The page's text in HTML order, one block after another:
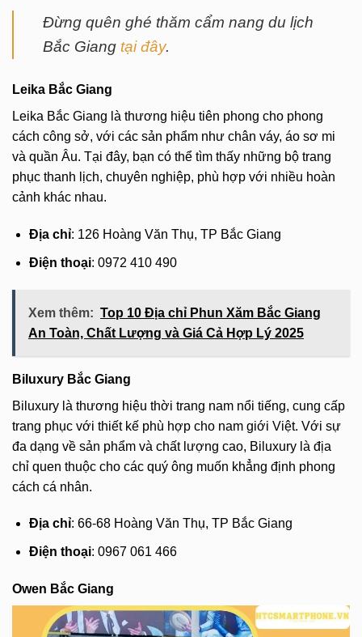
Đừng quên ghé thăm cẩm nang du lịch
Bắc Giang tại đây.
Leika Bắc Giang
Leika Bắc Giang là thương hiệu tiên phong cho phong
cách công sở, với các sản phẩm như chân váy, áo sơ mi
và quần Âu. Tại đây, bạn có thể tìm thấy những bộ trang
phục thanh lịch, chuyên nghiệp, phù hợp với nhiều hoàn
cảnh khác nhau.
Địa chỉ: 126 Hoàng Văn Thụ, TP Bắc Giang
Điện thoại: 0972 410 490
Xem thêm: Top 10 Địa chỉ Phun Xăm Bắc Giang
An Toàn, Chất Lượng và Giá Cả Hợp Lý 2025
Biluxury Bắc Giang
Biluxury là thương hiệu thời trang nam nổi tiếng, cung cấp
trang phục với thiết kế phù hợp cho nam giới Việt. Với sự
đa dạng về sản phẩm và chất lượng cao, Biluxury là địa
chỉ quen thuộc cho các quý ông muốn khẳng định phong
cách cá nhân.
Địa chỉ: 66-68 Hoàng Văn Thụ, TP Bắc Giang
Điện thoại: 0967 061 466
Owen Bắc Giang